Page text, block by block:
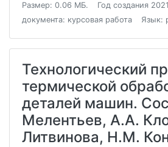
Размер: 0.06 МБ. Год создания 2021
документа: курсовая работа
Язык:
Технологический
термической
деталей машин.
Мелентьев, А.А.
Литвинова, Н.М.